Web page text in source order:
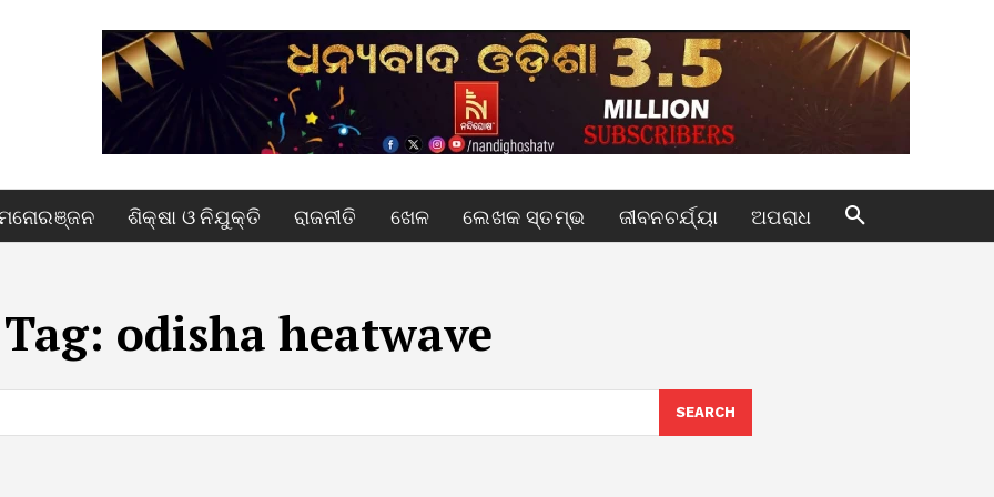
ଶିକ୍ଷା ଓ ନିଯୁକ୍ତି ରାଜନୀତି ଖେଳ ଲେଖକ ସ୍ତମ୍ଭ ଜୀବନଚର୍ଯ୍ୟା ଅପରାଧ
Tag: odisha heatwave
SEARCH